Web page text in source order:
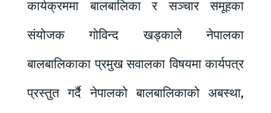
कार्यक्रममा बालबालिका र सञ्चार समूहका
संयोजक गोविन्द खड्काले नेपालका
बालबालिकाका प्रमुख सवालका विषयमा कार्यपत्र
प्रस्तुत गर्दै नेपालको बालबालिकाको अबस्था,